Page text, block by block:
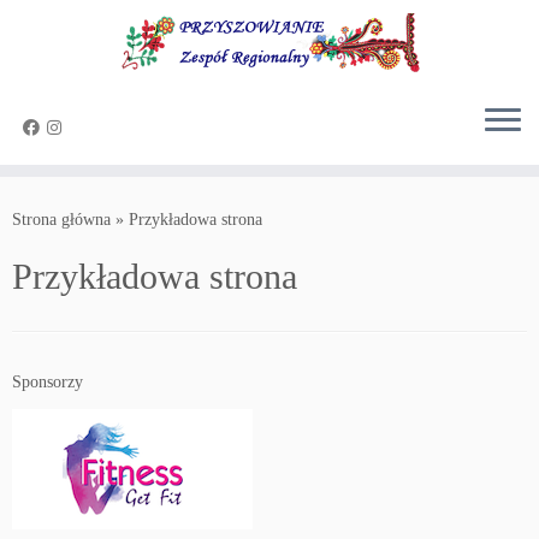
doStrona główna » Przykładowa strona
Przykładowa strona
Sponsorzy